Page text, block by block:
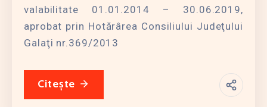
valabilitate 01.01.2014 – 30.06.2019,
aprobat prin Hotărârea Consiliului Judeţului
Galaţi nr.369/2013
Citește